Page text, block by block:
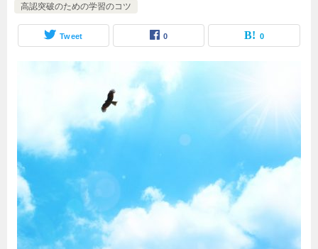
高認突破のための学習のコツ
Tweet 0 0